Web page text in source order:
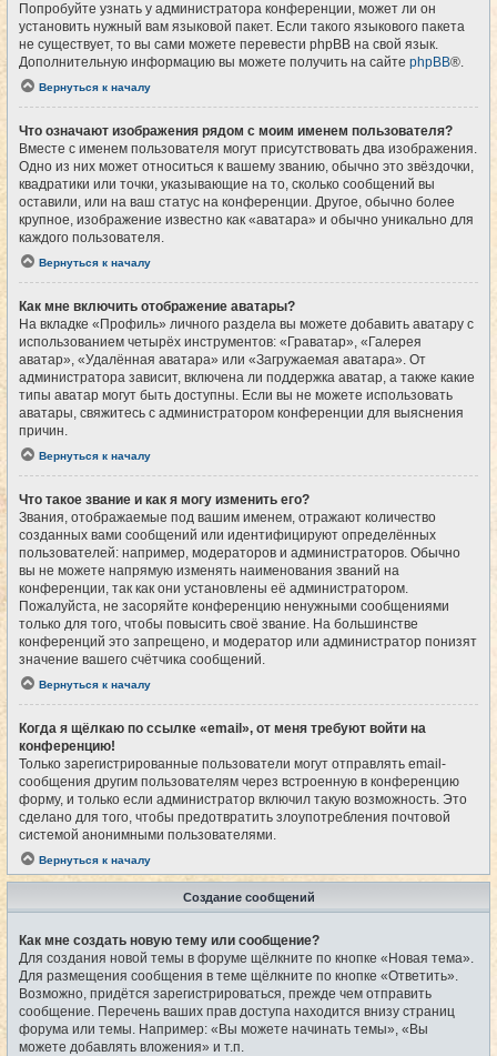
Попробуйте узнать у администратора конференции, может ли он
установить нужный вам языковой пакет. Если такого языкового пакета
не существует, то вы сами можете перевести phpBB на свой язык.
Дополнительную информацию вы можете получить на сайте phpBB®.
Вернуться к началу
Что означают изображения рядом с моим именем пользователя?
Вместе с именем пользователя могут присутствовать два изображения.
Одно из них может относиться к вашему званию, обычно это звёздочки,
квадратики или точки, указывающие на то, сколько сообщений вы
оставили, или на ваш статус на конференции. Другое, обычно более
крупное, изображение известно как «аватара» и обычно уникально для
каждого пользователя.
Вернуться к началу
Как мне включить отображение аватары?
На вкладке «Профиль» личного раздела вы можете добавить аватару с
использованием четырёх инструментов: «Граватар», «Галерея
аватар», «Удалённая аватара» или «Загружаемая аватара». От
администратора зависит, включена ли поддержка аватар, а также какие
типы аватар могут быть доступны. Если вы не можете использовать
аватары, свяжитесь с администратором конференции для выяснения
причин.
Вернуться к началу
Что такое звание и как я могу изменить его?
Звания, отображаемые под вашим именем, отражают количество
созданных вами сообщений или идентифицируют определённых
пользователей: например, модераторов и администраторов. Обычно
вы не можете напрямую изменять наименования званий на
конференции, так как они установлены её администратором.
Пожалуйста, не засоряйте конференцию ненужными сообщениями
только для того, чтобы повысить своё звание. На большинстве
конференций это запрещено, и модератор или администратор понизят
значение вашего счётчика сообщений.
Вернуться к началу
Когда я щёлкаю по ссылке «email», от меня требуют войти на
конференцию!
Только зарегистрированные пользователи могут отправлять email-
сообщения другим пользователям через встроенную в конференцию
форму, и только если администратор включил такую возможность. Это
сделано для того, чтобы предотвратить злоупотребления почтовой
системой анонимными пользователями.
Вернуться к началу
Создание сообщений
Как мне создать новую тему или сообщение?
Для создания новой темы в форуме щёлкните по кнопке «Новая тема».
Для размещения сообщения в теме щёлкните по кнопке «Ответить».
Возможно, придётся зарегистрироваться, прежде чем отправить
сообщение. Перечень ваших прав доступа находится внизу страниц
форума или темы. Например: «Вы можете начинать темы», «Вы
можете добавлять вложения» и т.п.